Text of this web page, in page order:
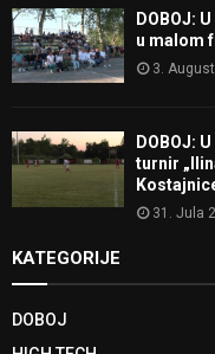
DOBOJ:
u malom
3.
DOBOJ:
turnir
31. Jula
KATEGORIJE
DOBOJ